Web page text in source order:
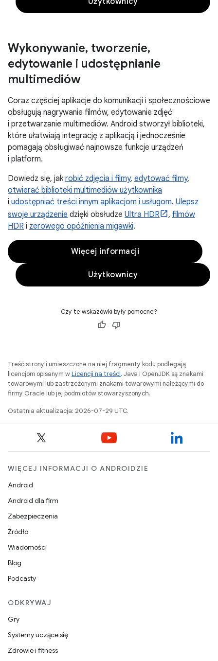
Wykonywanie, tworzenie,
edytowanie i udostępnianie
multimediów
Coraz częściej aplikacje do komunikacji i społecznościowe
obsługują nagrywanie filmów, edytowanie zdjęć
i przetwarzanie multimediów. Android stworzył biblioteki,
które ułatwiają integrację z aplikacją i jednocześnie
pomagają obsługiwać najnowsze funkcje urządzeń
i platform.
Dowiedz się, jak robić zdjęcia i filmy, edytować filmy,
otwierać biblioteki multimediów użytkownika
i udostępniać treści innym aplikacjom i usługom. Ulepsz
swoje urządzenie dzięki obsłudze Ultra HDR , filmów
HDR i zerowego opóźnienia migawki.
Więcej informacji
Użytkownicy
Czy te wskazówki były pomocne?
Treść strony i umieszczone na niej fragmenty kodu podlegają
licencjom opisanym wLicencji na treści. Java i OpenJDK są znakami
towarowymi lub zastrzeżonymi znakami towarowymi należącymi do
firmy Oracle lub jej podmiotów stowarzyszonych.
Ostatnia aktualizacja: 2026-07-29 UTC.
WIĘCEJ INFORMACJI O ANDROIDZIE
Android
Android dla firm
Zabezpieczenia
Źródło
Wiadomości
Blog
Podcasty
ODKRYWAJ
Gry
Systemy uczące się
Zdrowie i fitness